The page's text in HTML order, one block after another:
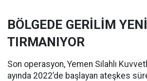
BÖLGEDE GERİLİM
TIRMANIYOR
Son operasyon, Yemen Silahlı
ayında 2022’de başlayan ateşkes